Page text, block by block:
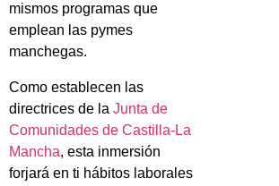
mismos programas que
emplean las pymes
manchegas.
Como establecen las
directrices de la Junta de
Comunidades de Castilla-La
Mancha, esta inmersión
forjará en ti hábitos laborales